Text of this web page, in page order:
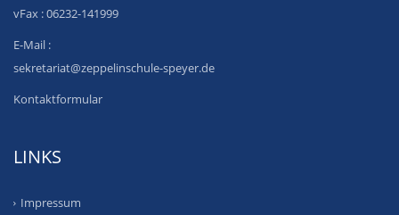
vFax : 06232-141999
E-Mail :
sekretariat@zeppelinschule-speyer.de
Kontaktformular
LINKS
Impressum